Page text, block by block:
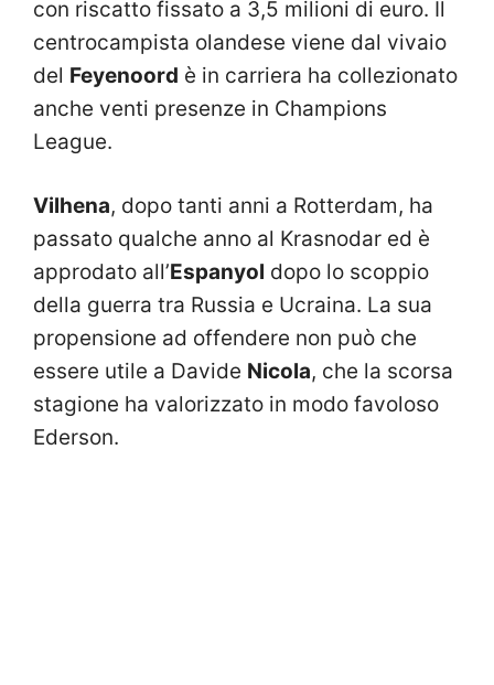
con riscatto fissato a 3,5 milioni di euro. Il
centrocampista olandese viene dal vivaio
del Feyenoord è in carriera ha collezionato
anche venti presenze in Champions
League.
Vilhena, dopo tanti anni a Rotterdam, ha
passato qualche anno al Krasnodar ed è
approdato all’Espanyol dopo lo scoppio
della guerra tra Russia e Ucraina. La sua
propensione ad offendere non può che
essere utile a Davide Nicola, che la scorsa
stagione ha valorizzato in modo favoloso
Ederson.